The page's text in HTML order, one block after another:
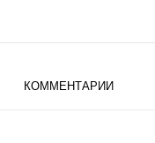
КОММЕНТАРИИ